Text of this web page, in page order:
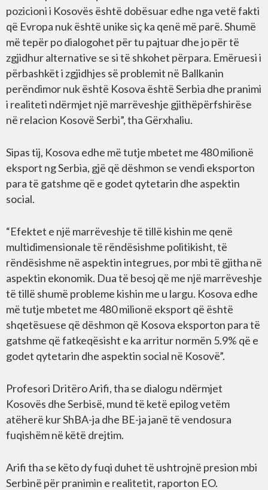
pozicioni i Kosovës është dobësuar edhe nga vetë fakti
që Evropa nuk është unike siç ka qenë më parë. Shumë
më tepër po dialogohet për tu pajtuar dhe jo për të
zgjidhur alternative se si të shkohet përpara. Emëruesi i
përbashkët i zgjidhjes së problemit në Ballkanin
perëndimor nuk është Kosova është Serbia dhe pranimi
i realiteti ndërmjet një marrëveshje gjithëpërfshirëse
në relacion Kosovë Serbi”, tha Gërxhaliu.
Sipas tij, Kosova edhe më tutje mbetet me 480 milionë
eksport ng Serbia, gjë që dëshmon se vendi eksporton
para të gatshme që e godet qytetarin dhe aspektin
social.
“Efektet e një marrëveshje të tillë kishin me qenë
multidimensionale të rëndësishme politikisht, të
rëndësishme në aspektin integrues, por mbi të gjitha në
aspektin ekonomik. Dua të besoj që me një marrëveshje
të tillë shumë probleme kishin me u largu. Kosova edhe
më tutje mbetet me 480 milionë eksport që është
shqetësuese që dëshmon që Kosova eksporton para të
gatshme që fatkeqësisht e ka arritur normën 5.9% që e
godet qytetarin dhe aspektin social në Kosovë”.
Profesori Dritëro Arifi, tha se dialogu ndërmjet
Kosovës dhe Serbisë, mund të ketë epilog vetëm
atëherë kur ShBA-ja dhe BE-ja janë të vendosura
fuqishëm në këtë drejtim.
Arifi tha se këto dy fuqi duhet të ushtrojnë presion mbi
Serbinë për pranimin e realitetit, raporton EO.